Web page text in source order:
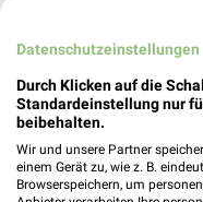
463,70 km
Reschop
Heute
444,20 km
Datenschutzeinstellungen
Durch Klicken auf die
Standardeinstellung nur
beibehalten.
Wir und unsere Partner
einem Gerät zu, wie z. B.
Browserspeichern, um